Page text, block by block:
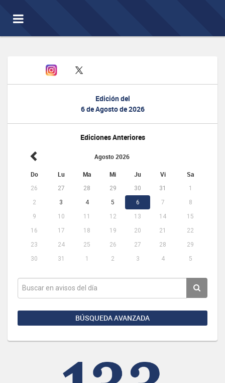
Toggle
navigation
Edición del
6 de Agosto de 2026
Ediciones Anteriores
Agosto 2026
Do Lu Ma Mi Ju Vi Sa
26 27 28 29 30 31
1
2
3 4 5 6 7
8
9
10 11 12 13 14
15
16
17 18 19 20 21
22
23
24 25 26 27 28
29
30
31 1 2 3 4 5
BÚSQUEDA AVANZADA